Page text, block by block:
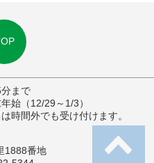
まで
始（12/29～1/3）
時間外でも受け付けます。
1888番地